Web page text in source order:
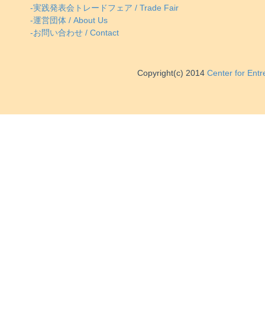
-実践発表会トレードフェア / Trade Fair
-運営団体 / About Us
-お問い合わせ / Contact
Copyright(c) 2014 Center for